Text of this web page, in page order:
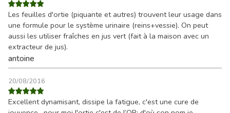
Les feuilles d'ortie (piquante et autres) trouvent leur usage dans
une formule pour le système urinaire (reins+vessie). On peut
aussi les utiliser fraîches en jus vert (fait à la maison avec un
extracteur de jus).
antoine
20/08/2016
Excellent dynamisant, dissipe la fatigue, c'est une cure de